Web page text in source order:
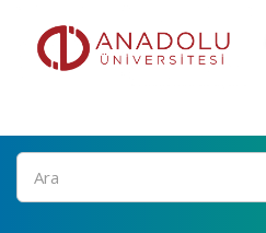
Ara